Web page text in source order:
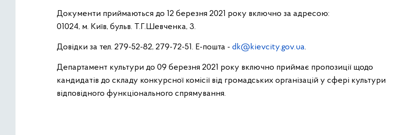
Документи приймаються до 12 березня 2021 року включно за адресою:
01024, м. Київ, бульв. Т.Г.Шевченка, 3.
Довідки за тел. 279-52-82, 279-72-51. Е-пошта - dk@kievcity.gov.ua.
Департамент культури до 09 березня 2021 року включно приймає пропозиції щодо
кандидатів до складу конкурсної комісії від громадських організацій у сфері культури
відповідного функціонального спрямування.